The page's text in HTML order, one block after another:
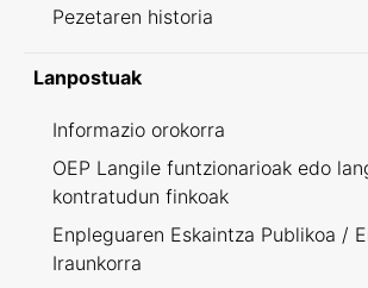
Pezetaren historia
Lanpostuak
Informazio orokorra
OEP Langile funtzionarioak edo
kontratudun finkoak
Enpleguaren Eskaintza Publikoa /
Iraunkorra